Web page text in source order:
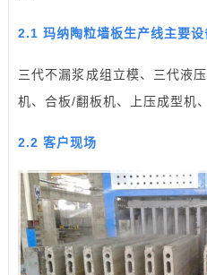
2.1 玛纳陶粒墙板生产线主要设
三代不漏浆成组立模、三代液
机、合板/翻板机、上压成型机
2.2 客户现场